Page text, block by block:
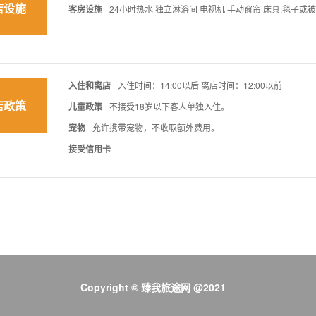
设施 客房设施 24小时热水 独立淋浴间 电视机 手动窗帘 床具:毯子或
政策
入住和离店 入住时间：14:00以后 离店时间：12:00以前
儿童政策 不接受18岁以下客人单独入住。
宠物 允许携带宠物，不收取额外费用。
接受信用卡
Copyright © 臻我旅途网 @2021